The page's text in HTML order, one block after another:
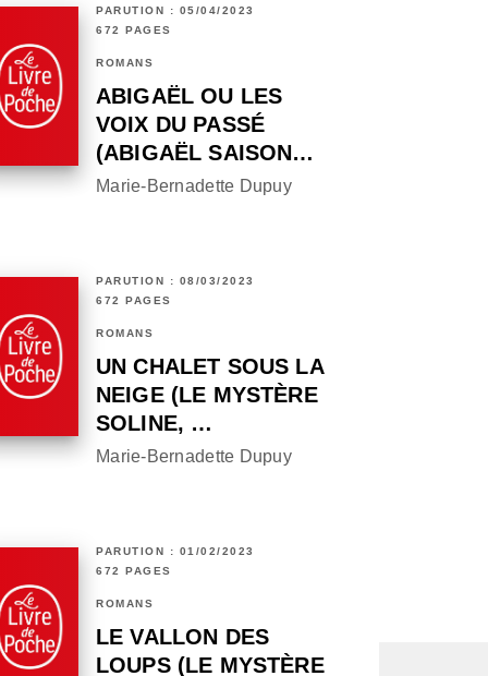
PARUTION : 05/04/2023
672 PAGES
ROMANS
ABIGAËL OU LES
VOIX DU PASSÉ
(ABIGAËL SAISON…
Marie-Bernadette Dupuy
PARUTION : 08/03/2023
672 PAGES
ROMANS
UN CHALET SOUS LA
NEIGE (LE MYSTÈRE
SOLINE, …
Marie-Bernadette Dupuy
PARUTION : 01/02/2023
672 PAGES
ROMANS
LE VALLON DES
LOUPS (LE MYSTÈRE